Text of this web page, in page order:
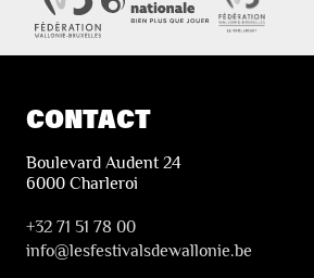
CONTACT
Boulevard Audent 24
6000 Charleroi
+32 71 51 78 00
info@lesfestivalsdewallonie.be